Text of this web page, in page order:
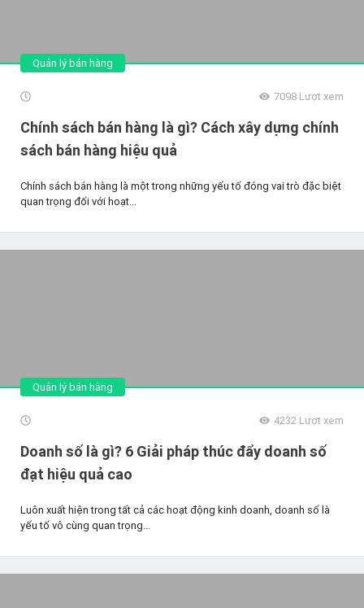
Quản lý bán hàng
7098 Lượt xem
Chính sách bán hàng là gì? Cách xây dựng chính
sách bán hàng hiệu quả
Chính sách bán hàng là một trong những yếu tố đóng vai trò đặc biệt
quan trọng đối với hoạt...
Quản lý bán hàng
4232 Lượt xem
Doanh số là gì? 6 Giải pháp thúc đẩy doanh số
đạt hiệu quả cao
Luôn xuất hiện trong tất cả các hoạt động kinh doanh, doanh số là
yếu tố vô cùng quan trọng...